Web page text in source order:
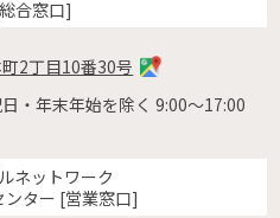
合窓口]
2丁目10番30号
・年末年始を除く 9:00〜17:00
ネットワーク
ンター [営業窓口]